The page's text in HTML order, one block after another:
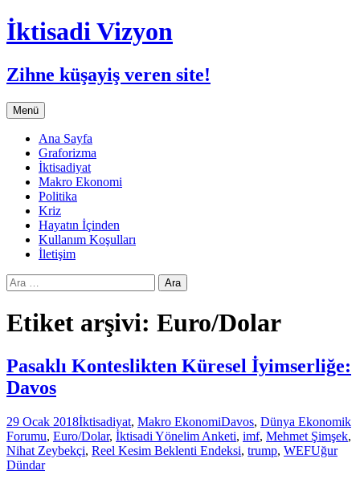
İktisadi Vizyon
Zihne küşayiş veren site!
Menü İçeriğe
atla
Ana Sayfa
Graforizma
İktisadiyat
Makro Ekonomi
Politika
Kriz
Hayatın İçinden
Kullanım Koşulları
İletişim
Arama:
Etiket arşivi: Euro/Dolar
Pasaklı Konteslikten Küresel İyimserliğe:
Davos
29 Ocak 2018İktisadiyat, Makro EkonomiDavos, Dünya Ekonomik
Forumu, Euro/Dolar, İktisadi Yönelim Anketi, imf, Mehmet Şimşek,
Nihat Zeybekçi, Reel Kesim Beklenti Endeksi, trump, WEFUğur
Dündar